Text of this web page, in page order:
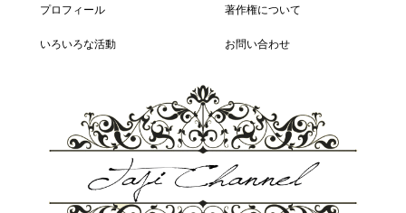
プロフィール
いろいろな活動
著作権について
お問い合わせ